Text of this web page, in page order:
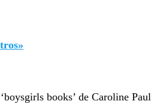
books’ de Caroline Paul